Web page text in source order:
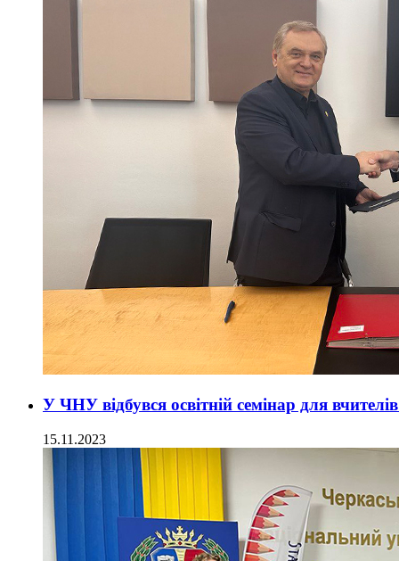
У ЧНУ відбувся освітній семінар для
15.11.2023